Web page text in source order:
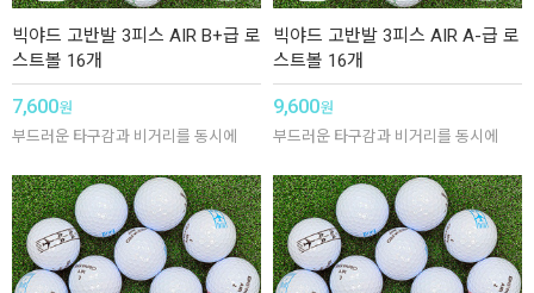
빅야드 고반발 3피스 AIR B+급 로
스트볼 16개
7,600원
부드러운 타구감과 비거리를 동시에
빅야드 고반발 3피스 AIR A-급 로
스트볼 16개
9,600원
부드러운 타구감과 비거리를 동시에